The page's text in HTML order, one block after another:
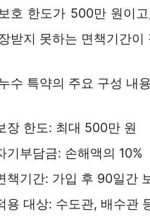
호 한도가 500만 원이
받지 못하는 면책기간이
수 특약의 주요 구성 내
장 한도: 최대 500만 원
기부담금: 손해액의 10%
책기간: 가입 후 90일간
용 대상: 수도관, 배수관